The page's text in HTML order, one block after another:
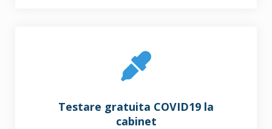
Testare gratuita COVID19 la
cabinet